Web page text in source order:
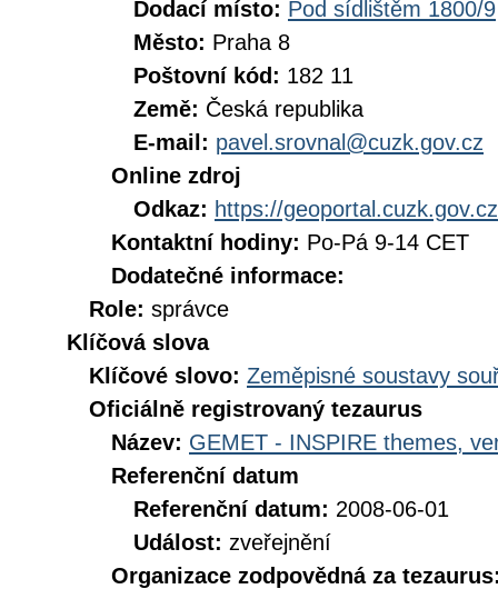
Dodací místo: Pod sídlištěm 1800/9
Město: Praha 8
Poštovní kód: 182 11
Země: Česká republika
E-mail: pavel.srovnal@cuzk.gov.cz
Online zdroj
Odkaz: https://geoportal.cuzk.gov.cz
Kontaktní hodiny: Po-Pá 9-14 CET
Dodatečné informace:
Role: správce
Klíčová slova
Klíčové slovo: Zeměpisné soustavy
Oficiálně registrovaný tezaurus
Název: GEMET - INSPIRE themes,
Referenční datum
Referenční datum: 2008-06-01
Událost: zveřejnění
Organizace zodpovědná za